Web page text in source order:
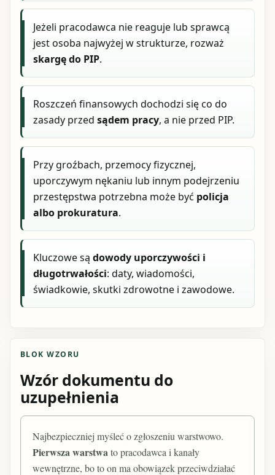
Jeżeli pracodawca nie reaguje lub sprawcą
jest osoba najwyżej w strukturze, rozważ
skargę do PIP.
Roszczeń finansowych dochodzi się co do
zasady przedsądem pracy, a nie przed PIP.
Przy groźbach, przemocy fizycznej,
uporczywym nękaniu lub innym podejrzeniu
przestępstwa potrzebna może być policja
albo prokuratura.
Kluczowe sądowody uporczywości i
długotrwałości: daty, wiadomości,
świadkowie, skutki zdrowotne i zawodowe.
BLOK WZORU
Wzór dokumentu do
uzupełnienia
Najbezpieczniej myśleć o zgłoszeniu warstwowo.
Pierwsza warstwa to pracodawca i kanały
wewnętrzne, bo to on ma obowiązek przeciwdziałać